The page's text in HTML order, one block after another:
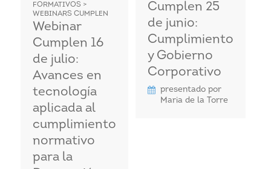
FORMATIVOS >
WEBINARS CUMPLEN
Webinar
Cumplen 16
de julio:
Avances en
tecnología
aplicada al
cumplimiento
normativo
para la
Cumplen 25
de junio:
Cumplimiento
y Gobierno
Corporativo
presentado por
Maria de la Torre